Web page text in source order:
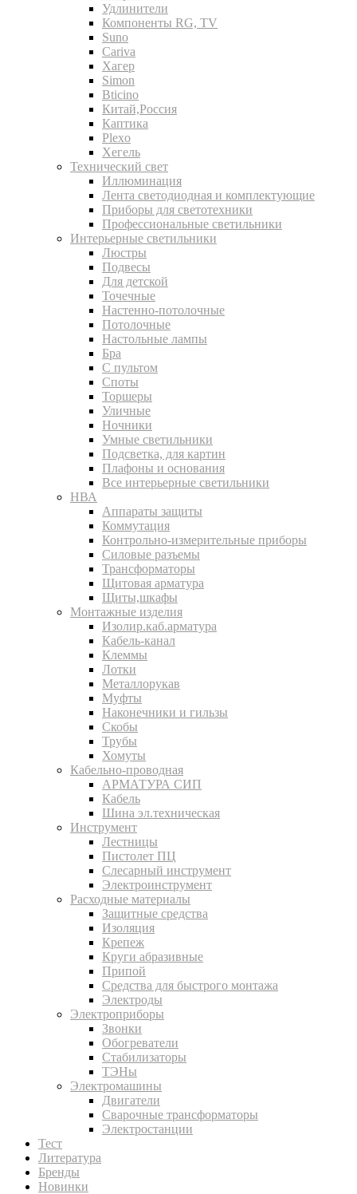
Удлинители
Компоненты RG, TV
Suno
Cariva
Хагер
Simon
Bticino
Китай,Россия
Каптика
Plexo
Хегель
Технический свет
Иллюминация
Лента светодиодная и комплектующие
Приборы для светотехники
Профессиональные светильники
Интерьерные светильники
Люстры
Подвесы
Для детской
Точечные
Настенно-потолочные
Потолочные
Настольные лампы
Бра
С пультом
Споты
Торшеры
Уличные
Ночники
Умные светильники
Подсветка, для картин
Плафоны и основания
Все интерьерные светильники
НВА
Аппараты защиты
Коммутация
Контрольно-измерительные приборы
Силовые разъемы
Трансформаторы
Щитовая арматура
Щиты,шкафы
Монтажные изделия
Изолир.каб.арматура
Кабель-канал
Клеммы
Лотки
Металлорукав
Муфты
Наконечники и гильзы
Скобы
Трубы
Хомуты
Кабельно-проводная
АРМАТУРА СИП
Кабель
Шина эл.техническая
Инструмент
Лестницы
Пистолет ПЦ
Слесарный инструмент
Электроинструмент
Расходные материалы
Защитные средства
Изоляция
Крепеж
Круги абразивные
Припой
Средства для быстрого монтажа
Электроды
Электроприборы
Звонки
Обогреватели
Стабилизаторы
ТЭНы
Электромашины
Двигатели
Сварочные трансформаторы
Электростанции
Тест
Литература
Бренды
Новинки